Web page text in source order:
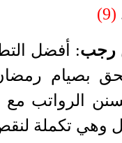
(9)
رجب:
أفضل
بصيام
الرواتب مع
وهي تكملة